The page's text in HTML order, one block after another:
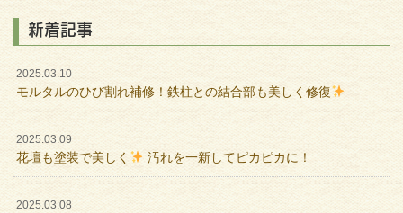
新着記事
2025.03.10
モルタルのひび割れ補修！鉄柱との結合部も美しく修復
2025.03.09
花壇も塗装で美しく 汚れを一新してピカピカに！
2025.03.08